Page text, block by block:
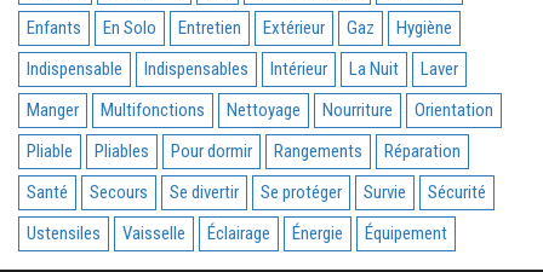
Enfants
En Solo Entretien Extérieur Gaz
Hygiène
Indispensable
Indispensables Intérieur La Nuit
Laver
Manger
Multifonctions Nettoyage Nourriture
Orientation
Pliable
Pliables Pour dormir Rangements
Réparation
Santé
Secours Se divertir Se protéger Survie
Sécurité
Ustensiles
Vaisselle Éclairage Énergie Équipement